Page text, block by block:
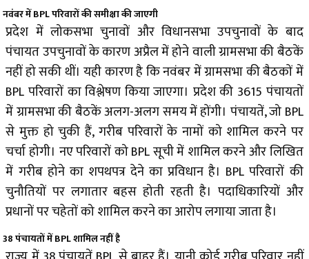
नवंबर में BPL परिवारों की समीक्षा की जाएगी
प्रदेश में लोकसभा चुनावों और विधानसभा उपचुनावों के बाद
पंचायत उपचुनावों के कारण अप्रैल में होने वाली ग्रामसभा की बैठकें
नहीं हो सकी थीं। यही कारण है कि नवंबर में ग्रामसभा की बैठकों में
BPL परिवारों का विश्लेषण किया जाएगा। प्रदेश की 3615 पंचायतों
में ग्रामसभा की बैठकें अलग-अलग समय में होंगी। पंचायतें, जो BPL
से मुक्त हो चुकी हैं, गरीब परिवारों के नामों को शामिल करने पर
चर्चा होगी। नए परिवारों को BPL सूची में शामिल करने और लिखित
में गरीब होने का शपथपत्र देने का प्रविधान है। BPL परिवारों की
चुनौतियों पर लगातार बहस होती रहती है। पदाधिकारियों और
प्रधानों पर चहेतों को शामिल करने का आरोप लगाया जाता है।
38 पंचायतों मेंBPLशामिल नहीं है